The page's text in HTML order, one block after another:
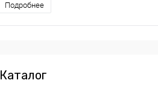
Подробнее
Каталог